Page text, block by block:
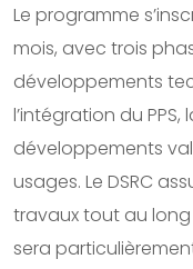
Le programme
mois, avec trois
développements
l’intégration du
développements
usages. Le DSRC
travaux tout au
sera